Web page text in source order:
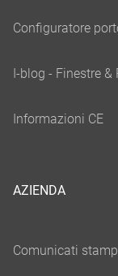
AZIENDA